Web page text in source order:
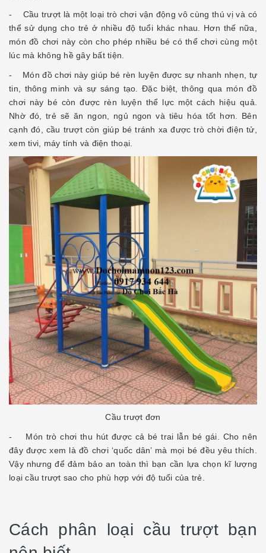
- Cầu trượt là một loại trò chơi vận động vô cùng thú vị và có
thể sử dụng cho trẻ ở nhiều độ tuổi khác nhau. Hơn thế nữa,
món đồ chơi này còn cho phép nhiều bé có thể chơi cùng một
lúc mà không hề gây bất tiện.
- Món đồ chơi này giúp bé rèn luyện được sự nhanh nhẹn, tự
tin, thông minh và sự sáng tạo. Đặc biệt, thông qua món đồ
chơi này bé còn được rèn luyện thể lực một cách hiệu quả.
Nhờ đó, trẻ sẽ ăn ngon, ngủ ngon và tiêu hóa tốt hơn. Bên
cạnh đó, cầu trượt còn giúp bé tránh xa được trò chời điện tử,
xem tivi, máy tính và điện thoại.
Cầu trượt đơn
- Món trò chơi thu hút được cả bé trai lẫn bé gái. Cho nên
đây được xem là đồ chơi ‘quốc dân’ mà mọi bé đều yêu thích.
Vậy nhưng để đảm bảo an toàn thì bạn cần lựa chọn kĩ lượng
loại cầu trượt sao cho phù hợp với độ tuổi của trẻ.
Cách phân loại cầu trượt bạn